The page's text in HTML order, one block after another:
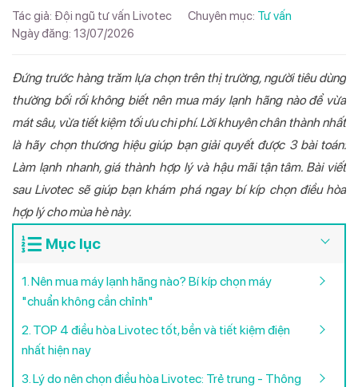
Tác giả: Đội ngũ tư vấn Livotec Chuyên mục: Tư vấn
Ngày đăng: 13/07/2026
Đứng trước hàng trăm lựa chọn trên thị trường, người tiêu dùng
thường bối rối không biết nên mua máy lạnh hãng nào để vừa
mát sâu, vừa tiết kiệm tối ưu chi phí. Lời khuyên chân thành nhất
là hãy chọn thương hiệu giúp bạn giải quyết được 3 bài toán:
Làm lạnh nhanh, giá thành hợp lý và hậu mãi tận tâm. Bài viết
sau Livotec sẽ giúp bạn khám phá ngay bí kíp chọn điều hòa
hợp lý cho mùa hè này.
Mục lục
1. Nên mua máy lạnh hãng nào? Bí kíp chọn máy
"chuẩn không cần chỉnh"
2. TOP 4 điều hòa Livotec tốt, bền và tiết kiệm điện
nhất hiện nay
3. Lý do nên chọn điều hòa Livotec: Trẻ trung - Thông